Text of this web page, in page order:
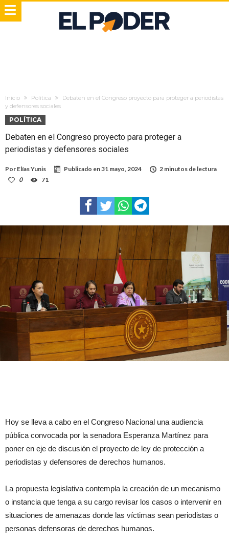
Inicio Política
Debaten en el Congreso proyecto para proteger a periodistas
y defensores sociales
POLÍTICA
Debaten en el Congreso proyecto para proteger a
periodistas y defensores sociales
Por Elías Yunis Publicado en31 mayo, 2024
2 minutos de lectura
0
71
Hoy se lleva a cabo en el Congreso Nacional una audiencia
pública convocada por la senadora Esperanza Martínez para
poner en eje de discusión el proyecto de ley de protección a
periodistas y defensores de derechos humanos.
La propuesta legislativa contempla la creación de un mecanismo
o instancia que tenga a su cargo revisar los casos o intervenir en
situaciones de amenazas donde las víctimas sean periodistas o
personas defensoras de derechos humanos.